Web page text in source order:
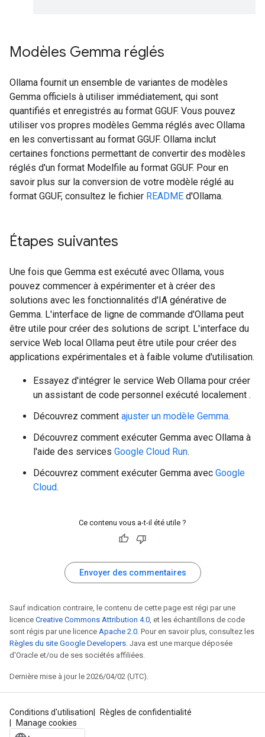
Modèles Gemma réglés
Ollama fournit un ensemble de variantes de modèles
Gemma officiels à utiliser immédiatement, qui sont
quantifiés et enregistrés au format GGUF. Vous pouvez
utiliser vos propres modèles Gemma réglés avec Ollama
en les convertissant au format GGUF. Ollama inclut
certaines fonctions permettant de convertir des modèles
réglés d'un format Modelfile au format GGUF. Pour en
savoir plus sur la conversion de votre modèle réglé au
format GGUF, consultez le fichier README d'Ollama.
Étapes suivantes
Une fois que Gemma est exécuté avec Ollama, vous
pouvez commencer à expérimenter et à créer des
solutions avec les fonctionnalités d'IA générative de
Gemma. L'interface de ligne de commande d'Ollama peut
être utile pour créer des solutions de script. L'interface du
service Web local Ollama peut être utile pour créer des
applications expérimentales et à faible volume d'utilisation.
Essayez d'intégrer le service Web Ollama pour créer
un assistant de code personnel exécuté localement .
Découvrez comment ajuster un modèle Gemma.
Découvrez comment exécuter Gemma avec Ollama à
l'aide des services Google Cloud Run.
Découvrez comment exécuter Gemma avec Google
Cloud.
Ce contenu vous a-t-il été utile ?
Envoyer des commentaires
Sauf indication contraire, le contenu de cette page est régi par une
licence Creative Commons Attribution 4.0, et les échantillons de code
sont régis par une licence Apache 2.0. Pour en savoir plus, consultez les
Règles du site Google Developers. Java est une marque déposée
d'Oracle et/ou de ses sociétés affiliées.
Dernière mise à jour le 2026/04/02 (UTC).
Conditions d'utilisation
Règles de confidentialité
Manage cookies